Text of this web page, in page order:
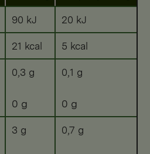
90 kJ 20 kJ
21 kcal 5 kcal
0,3 g
0 g
0,1 g
0 g
3 g 0,7 g